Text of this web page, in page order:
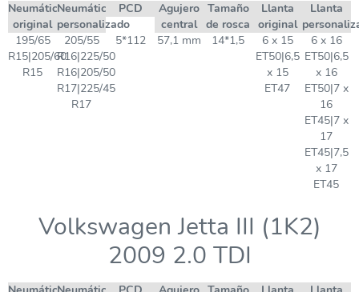
Neumático
original
Neumático
personalizado
PCD
Agujero
central
Tamaño
de rosca
Llanta
original
Llanta
195/65
R15|205/60
R15
205/55
R16|225/50
R16|205/50
R17|225/45
R17
5*112 57,1 mm 14*1,5
6 x 15
ET50|6,5
x 15
ET47
6 x 16
ET50|6,5
x 16
ET50|7 x
16
ET45|7 x
17
ET45|7,5
x 17
ET45
Volkswagen Jetta III (1K2)
2009 2.0 TDI